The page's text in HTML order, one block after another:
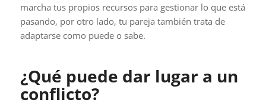
marcha tus propios recursos para gestionar lo que está
pasando, por otro lado, tu pareja también trata de
adaptarse como puede o sabe.
¿Qué puede dar lugar a un
conflicto?